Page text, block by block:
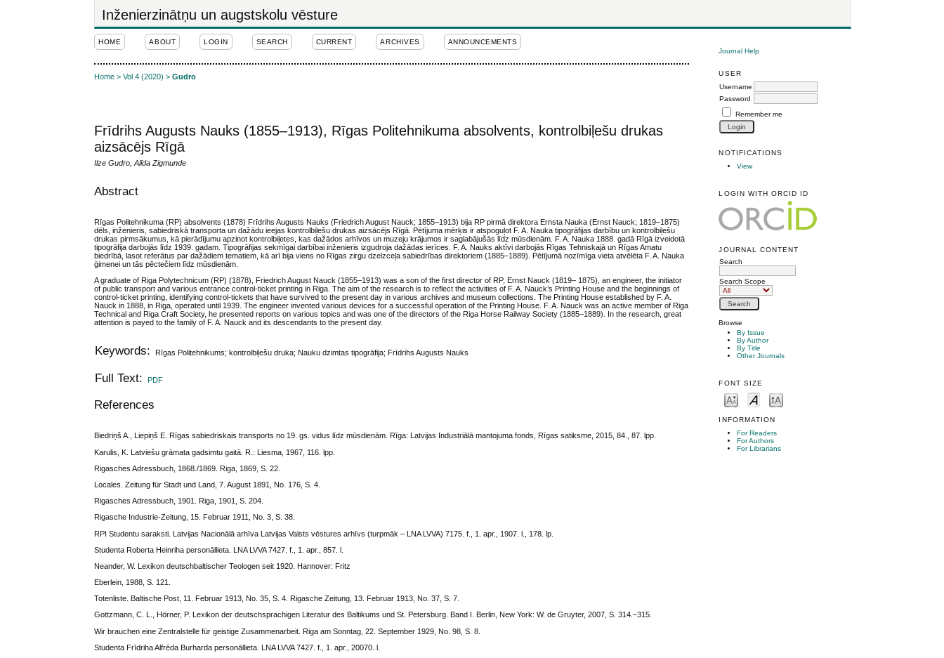
Inženierzinātņu un augstskolu vēsture
Journal Help
USER
Username
Password
Remember me
NOTIFICATIONS
View
LOGIN WITH ORCID ID
JOURNAL CONTENT
Search
Search Scope
Browse
By Issue
By Author
By Title
Other Journals
FONT SIZE
INFORMATION
For Readers
For Authors
For Librarians
HOME ABOUT LOGIN SEARCH CURRENT ARCHIVES ANNOUNCEMENTS
Home >Vol 4 (2020) >Gudro
Frīdrihs Augusts Nauks (1855–1913), Rīgas Politehnikuma absolvents, kontrolbiļešu drukas
aizsācējs Rīgā
Ilze Gudro, Alīda Zigmunde
Abstract
Rīgas Politehnikuma (RP) absolvents (1878) Frīdrihs Augusts Nauks (Friedrich August Nauck; 1855–1913) bija RP pirmā direktora Ernsta Nauka (Ernst Nauck; 1819–1875)
dēls, inženieris, sabiedriskā transporta un dažādu ieejas kontrolbiļešu drukas aizsācējs Rīgā. Pētījuma mērķis ir atspoguļot F. A. Nauka tipogrāfijas darbību un kontrolbiļešu
drukas pirmsākumus, kā pierādījumu apzinot kontrolbiļetes, kas dažādos arhīvos un muzeju krājumos ir saglabājušās līdz mūsdienām. F. A. Nauka 1888. gadā Rīgā izveidotā
tipogrāfija darbojās līdz 1939. gadam. Tipogrāfijas sekmīgai darbībai inženieris izgudroja dažādas ierīces. F. A. Nauks aktīvi darbojās Rīgas Tehniskajā un Rīgas Amatu
biedrībā, lasot referātus par dažādiem tematiem, kā arī bija viens no Rīgas zirgu dzelzceļa sabiedrības direktoriem (1885–1889). Pētījumā nozīmīga vieta atvēlēta F. A. Nauka
ģimenei un tās pēctečiem līdz mūsdienām.
A graduate of Riga Polytechnicum (RP) (1878), Friedrich August Nauck (1855–1913) was a son of the first director of RP, Ernst Nauck (1819– 1875), an engineer, the initiator
of public transport and various entrance control-ticket printing in Riga. The aim of the research is to reflect the activities of F. A. Nauck’s Printing House and the beginnings of
control-ticket printing, identifying control-tickets that have survived to the present day in various archives and museum collections. The Printing House established by F. A.
Nauck in 1888, in Riga, operated until 1939. The engineer invented various devices for a successful operation of the Printing House. F. A. Nauck was an active member of Riga
Technical and Riga Craft Society, he presented reports on various topics and was one of the directors of the Riga Horse Railway Society (1885–1889). In the research, great
attention is payed to the family of F. A. Nauck and its descendants to the present day.
Keywords: Rīgas Politehnikums; kontrolbiļešu druka; Nauku dzimtas tipogrāfija; Frīdrihs Augusts Nauks
Full Text: PDF
References
Biedriņš A., Liepiņš E. Rīgas sabiedriskais transports no 19. gs. vidus līdz mūsdienām. Rīga: Latvijas Industriālā mantojuma fonds, Rīgas satiksme, 2015, 84., 87. lpp.
Karulis, K. Latviešu grāmata gadsimtu gaitā. R.: Liesma, 1967, 116. lpp.
Rigasches Adressbuch, 1868./1869. Riga, 1869, S. 22.
Locales. Zeitung für Stadt und Land, 7. August 1891, No. 176, S. 4.
Rigasches Adressbuch, 1901. Riga, 1901, S. 204.
Rigasche Industrie-Zeitung, 15. Februar 1911, No. 3, S. 38.
RPI Studentu saraksti. Latvijas Nacionālā arhīva Latvijas Valsts vēstures arhīvs (turpmāk – LNA LVVA) 7175. f., 1. apr., 1907. l., 178. lp.
Studenta Roberta Heinriha personāllieta. LNA LVVA 7427. f., 1. apr., 857. l.
Neander, W. Lexikon deutschbaltischer Teologen seit 1920. Hannover: Fritz
Eberlein, 1988, S. 121.
Totenliste. Baltische Post, 11. Februar 1913, No. 35, S. 4. Rigasche Zeitung, 13. Februar 1913, No. 37, S. 7.
Gottzmann, C. L., Hörner, P. Lexikon der deutschsprachigen Literatur des Baltikums und St. Petersburg. Band I. Berlin, New York: W. de Gruyter, 2007, S. 314.–315.
Wir brauchen eine Zentralstelle für geistige Zusammenarbeit. Riga am Sonntag, 22. September 1929, No. 98, S. 8.
Studenta Frīdriha Alfrēda Burharda personāllieta. LNA LVVA 7427. f., 1. apr., 20070. l.